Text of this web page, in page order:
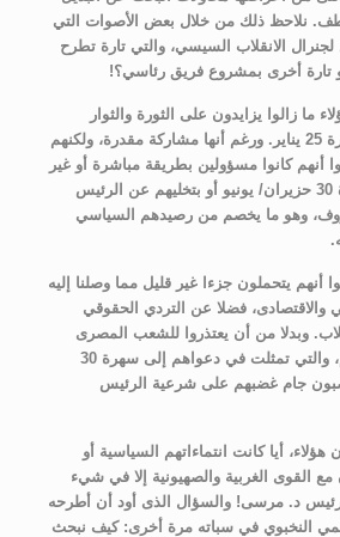
نلاحظ ذلك من خلال بعض الأصوات التي
الانقلاب السيسي، والتي تارة تطرح
تارة أخرى بمشروع فريق رئاسي؟!
ما زالوا يزايدون على الثورة والثوار
بمشاركتهم سلفا في ثورة 25 يناير. ورغم أنها مشاركة مقدرة، ولكنهم
أنهم كانوا مسؤولين بطريقة مباشرة أو غير
مباشرة بدعوتهم لسهرة 30 حزيران/ يونيو أو بتخليهم عن الرئيس
وهو ما يخصم من رصيدهم السياسي
أنهم يتحملون جزءا غير قليل مما وصلنا إليه
والاقتصادى، فضلا عن التردي الحقوقي
وبدلا من أن يعتذروا للشعب المصرى
وللثوار عن فساد رؤيتهم، والتي تمثلت في دعواهم إلى سهرة 30
جام غضبهم على شرعية الرئيس
أيا كانت انتماءاتهم السياسية أو
مع القوى الغربية والصهيونية إلا في شيء
د. مرسى! والسؤال الذى أود أن أطرحه
النخبوي في سباته مرة أخرى: كيف نبحث